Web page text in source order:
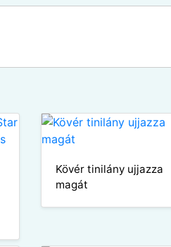
Kövér tinilány ujjazza
magát